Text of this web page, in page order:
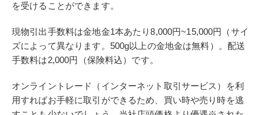
を受けることができます。
現物引出手数料は金地金1本あたり8,000円~15,000円（サイ
ズによって異なります。500g以上の金地金は無料）。配送
手数料は2,000円（保険料込）です。
オンライントレード（インターネット取引サービス）を利
用すればお手軽に取引ができるため、買い時や売り時を逃